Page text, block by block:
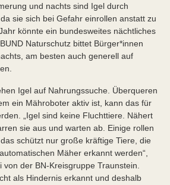
und nachts sind Igel durch
sie sich bei Gefahr einrollen anstatt zu
könnte ein bundesweites nächtliches
Naturschutz bittet Bürger*innen
am besten auch generell auf
Igel auf Nahrungssuche. Überqueren
ein Mähroboter aktiv ist, kann das für
„Igel sind keine Fluchttiere. Nähert
sie aus und warten ab. Einige rollen
schützt nur große kräftige Tiere, die
Mäher erkannt werden“,
der BN-Kreisgruppe Traunstein.
als Hindernis erkannt und deshalb